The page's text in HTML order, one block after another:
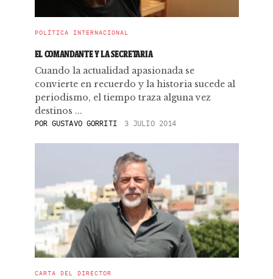
POLÍTICA INTERNACIONAL
EL COMANDANTE Y LA SECRETARIA
Cuando la actualidad apasionada se
convierte en recuerdo y la historia sucede al
periodismo, el tiempo traza alguna vez
destinos ...
POR GUSTAVO GORRITI 3 JULIO 2014
CARTA DEL DIRECTOR